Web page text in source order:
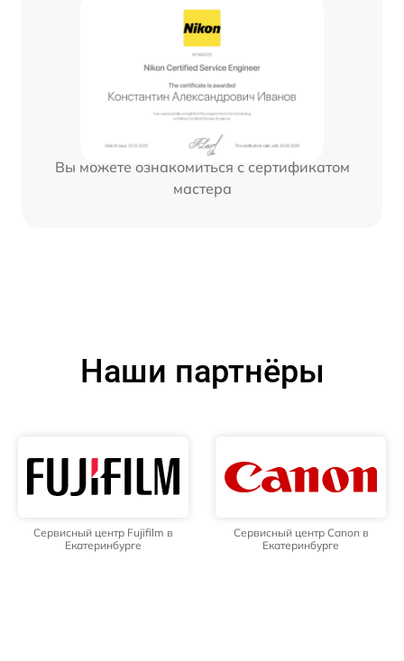
Вы можете ознакомиться с сертификатом
мастера
Наши партнёры
Сервисный центр Fujifilm в
Екатеринбурге
Сервисный центр Canon в
Екатеринбурге